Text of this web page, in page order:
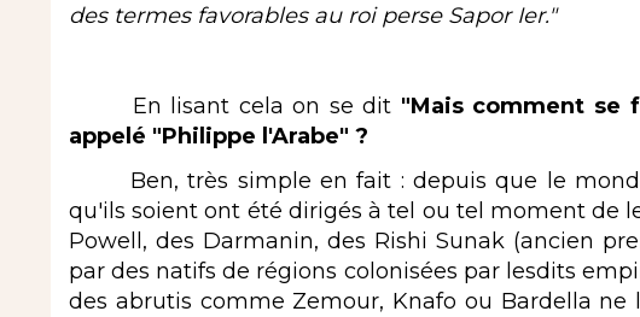
des termes favorables au roi perse Sapor Ier."
En lisant cela on se dit "Mais comment se
appelé "Philippe l'Arabe" ?
Ben, très simple en fait : depuis que le
qu'ils soient ont été dirigés à tel ou tel moment de
Powell, des Darmanin, des Rishi Sunak (ancien
par des natifs de régions colonisées par lesdits
des abrutis comme Zemour, Knafo ou Bardella ne